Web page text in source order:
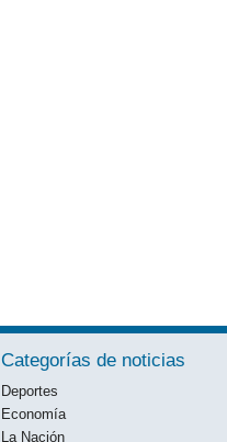
Categorías de noticias
Deportes
Economía
La Nación